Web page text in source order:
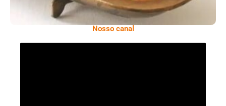
Nosso canal